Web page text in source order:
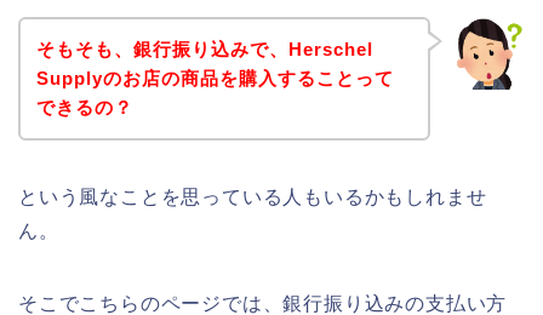
そもそも、銀行振り込みで、Herschel
Supplyのお店の商品を購入することって
できるの？
という風なことを思っている人もいるかもしれませ
ん。
そこでこちらのページでは、銀行振り込みの支払い方